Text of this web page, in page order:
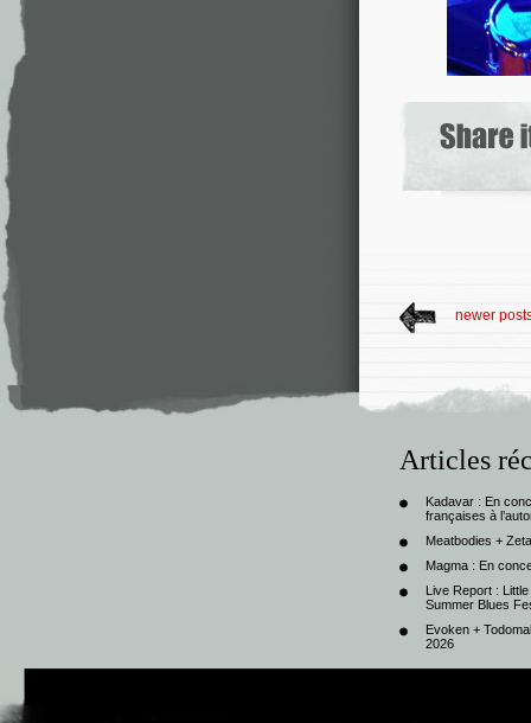
newer
Articles
Kadavar : En
françaises à
Meatbodies +
Magma : En
Live Report :
Summer Blues
Evoken +
2026